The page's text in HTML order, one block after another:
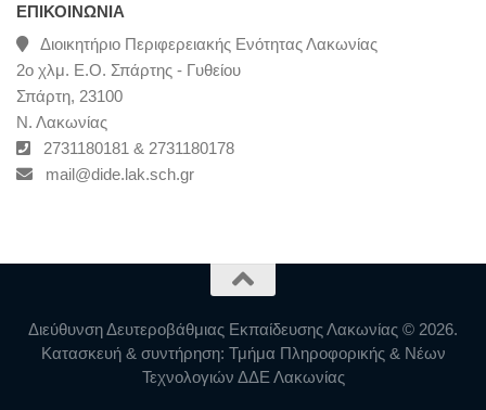
ΕΠΙΚΟΙΝΩΝΊΑ
Διοικητήριο Περιφερειακής Ενότητας Λακωνίας
2ο χλμ. Ε.Ο. Σπάρτης - Γυθείου
Σπάρτη, 23100
Ν. Λακωνίας
2731180181 & 2731180178
mail@dide.lak.sch.gr
Διεύθυνση Δευτεροβάθμιας Εκπαίδευσης Λακωνίας © 2026.
Κατασκευή & συντήρηση: Τμήμα Πληροφορικής & Νέων
Τεχνολογιών ΔΔΕ Λακωνίας